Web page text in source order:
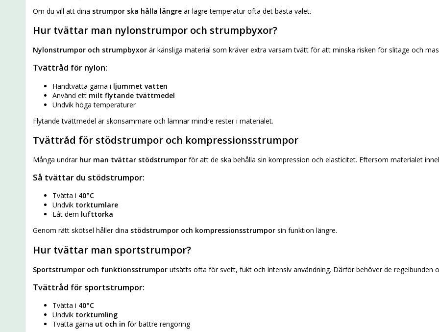
Om du vill att dina strumpor ska hålla längre är lägre temperatur ofta det bästa valet.
Hur tvättar man nylonstrumpor och strumpbyxor?
Nylonstrumpor och strumpbyxor är känsliga material som kräver extra varsam tvätt för att minska risken för slitage och
Tvättråd för nylon:
Handtvätta gärna i ljummet vatten
Använd ett milt flytande tvättmedel
Undvik höga temperaturer
Flytande tvättmedel är skonsammare och lämnar mindre rester i materialet.
Tvättråd för stödstrumpor och kompressionsstrumpor
Många undrar hur man tvättar stödstrumpor för att de ska behålla sin kompression och elasticitet. Eftersom materialet
Så tvättar du stödstrumpor:
Tvätta i 40°C
Undvik torktumlare
Låt dem lufttorka
Genom rätt skötsel håller dina stödstrumpor och kompressionsstrumpor sin funktion längre.
Hur tvättar man sportstrumpor?
Sportstrumpor och funktionsstrumpor utsätts ofta för svett, fukt och intensiv användning. Därför behöver de regelbunden
Tvättråd för sportstrumpor:
Tvätta i 40°C
Undvik torktumling
Tvätta gärna ut och in för bättre rengöring